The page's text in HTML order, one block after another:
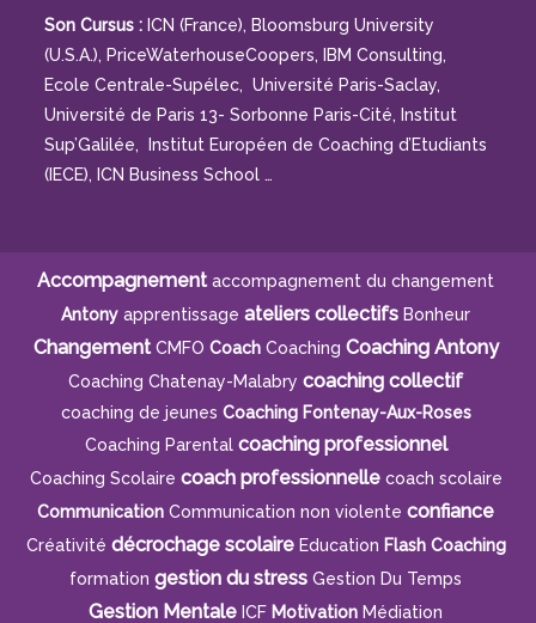
Son Cursus : ICN (France), Bloomsburg University
(U.S.A.), PriceWaterhouseCoopers, IBM Consulting,
Ecole Centrale-Supélec, Université Paris-Saclay,
Université de Paris 13- Sorbonne Paris-Cité, Institut
Sup’Galilée, Institut Européen de Coaching d’Etudiants
(IECE), ICN Business School …
Accompagnement accompagnement du changement
Antony apprentissage ateliers collectifs Bonheur
Changement CMFO Coach Coaching Coaching Antony
Coaching Chatenay-Malabry coaching collectif
coaching de jeunes Coaching Fontenay-Aux-Roses
Coaching Parental coaching professionnel
Coaching Scolaire coach professionnelle coach scolaire
Communication Communication non violente confiance
Créativité décrochage scolaire Education Flash Coaching
formation gestion du stress Gestion Du Temps
Gestion Mentale ICF Motivation Médiation